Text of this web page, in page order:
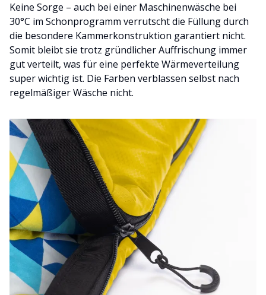
Keine Sorge – auch bei einer Maschinenwäsche bei
30°C im Schonprogramm verrutscht die Füllung durch
die besondere Kammerkonstruktion garantiert nicht.
Somit bleibt sie trotz gründlicher Auffrischung immer
gut verteilt, was für eine perfekte Wärmeverteilung
super wichtig ist. Die Farben verblassen selbst nach
regelmäßiger Wäsche nicht.